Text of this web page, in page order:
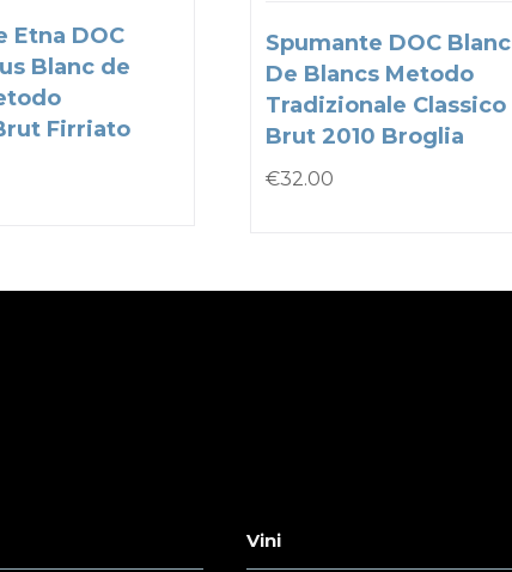
Etna DOC
Blanc de
Firriato
Spumante DOC Blanc
De Blancs Metodo
Tradizionale Classico
Brut 2010 Broglia
€32.00
Vini